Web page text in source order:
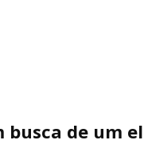
busca de um